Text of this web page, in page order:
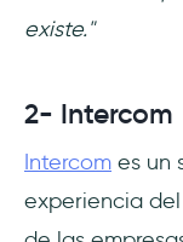
existe."
2- Intercom
Intercom es un
experiencia